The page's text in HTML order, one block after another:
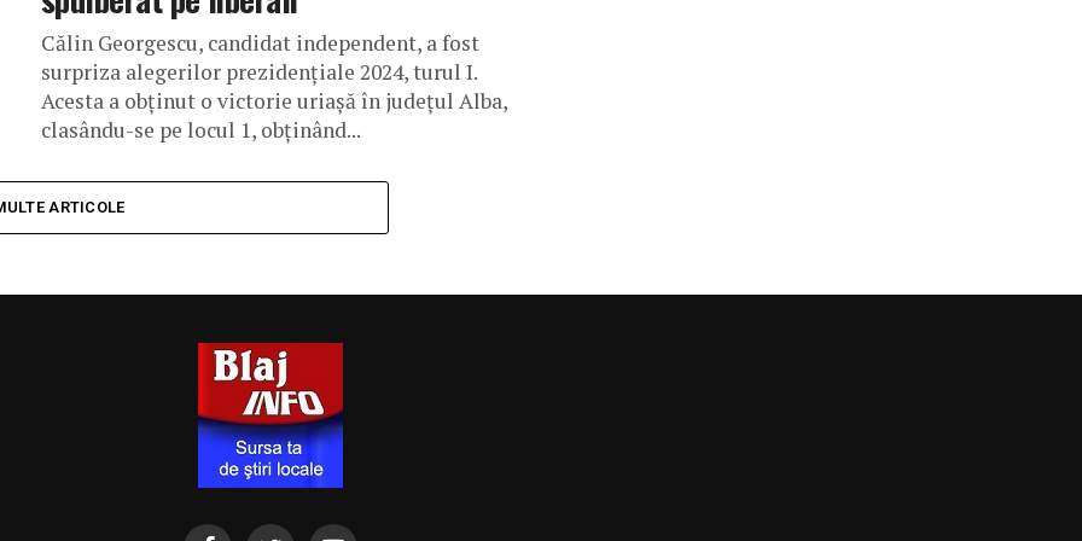
Călin Georgescu, candidat independent, a fost
surpriza alegerilor prezidențiale 2024, turul I.
Acesta a obținut o victorie uriașă în județul Alba,
clasându-se pe locul 1, obținând...
ARTICOLE